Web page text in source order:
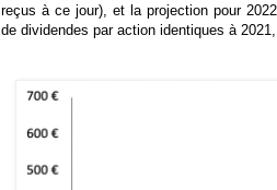
reçus à ce jour), et la projection pour
de dividendes par action identiques à